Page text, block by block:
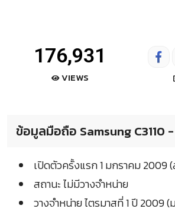
176,931
VIEWS
ข้อมูลมือถือ Samsung C3110
เปิดตัวครั้งแรก 1 มกราคม 2009
สถานะ ไม่มีวางจำหน่าย
วางจำหน่าย ไตรมาสที่ 1 ปี 2009